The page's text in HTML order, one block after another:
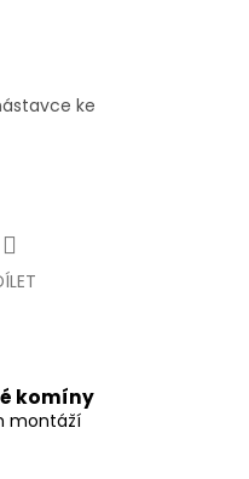
ke
komíny
montáží